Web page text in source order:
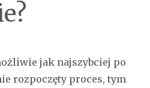
jak najszybciej po
rozpoczęty proces, tym